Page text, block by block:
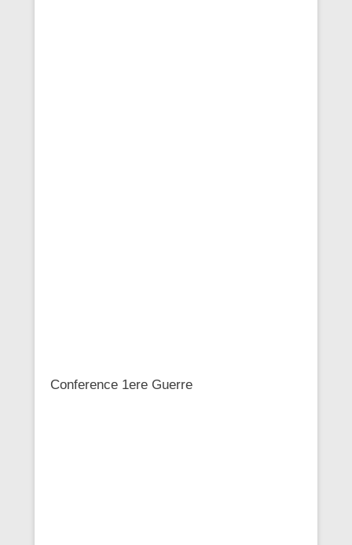
Conference 1ere Guerre